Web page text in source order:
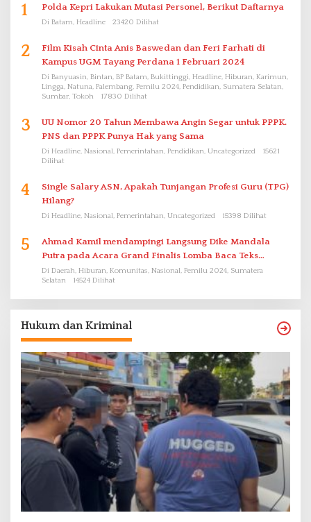
1 Polda Kepri Lakukan Mutasi Personel, Berikut Daftarnya
Di Batam, Headline 23420 Dilihat
2
Film Kisah Cinta Anis Baswedan dan Feri Farhati di
Kampus UGM Tayang Perdana 1 Februari 2024
Di Banyuasin, Bintan, BP Batam, Bukittinggi, Headline, Hiburan, Karimun,
Lingga, Natuna, Palembang, Pemilu 2024, Pendidikan, Sumatera Selatan,
Sumbar, Tokoh
17830 Dilihat
3
UU Nomor 20 Tahun Membawa Angin Segar untuk PPPK.
PNS dan PPPK Punya Hak yang Sama
Di Headline, Nasional, Pemerintahan, Pendidikan, Uncategorized
15621
Dilihat
4
Single Salary ASN, Apakah Tunjangan Profesi Guru (TPG)
Hilang?
Di Headline, Nasional, Pemerintahan, Uncategorized 15398 Dilihat
5
Ahmad Kamil mendampingi Langsung Dike Mandala
Putra pada Acara Grand Finalis Lomba Baca Teks
Proklamasi Mirip Bung Karno di Bali
Di Daerah, Hiburan, Komunitas, Nasional, Pemilu 2024, Sumatera
Selatan
14524 Dilihat
Hukum dan Kriminal